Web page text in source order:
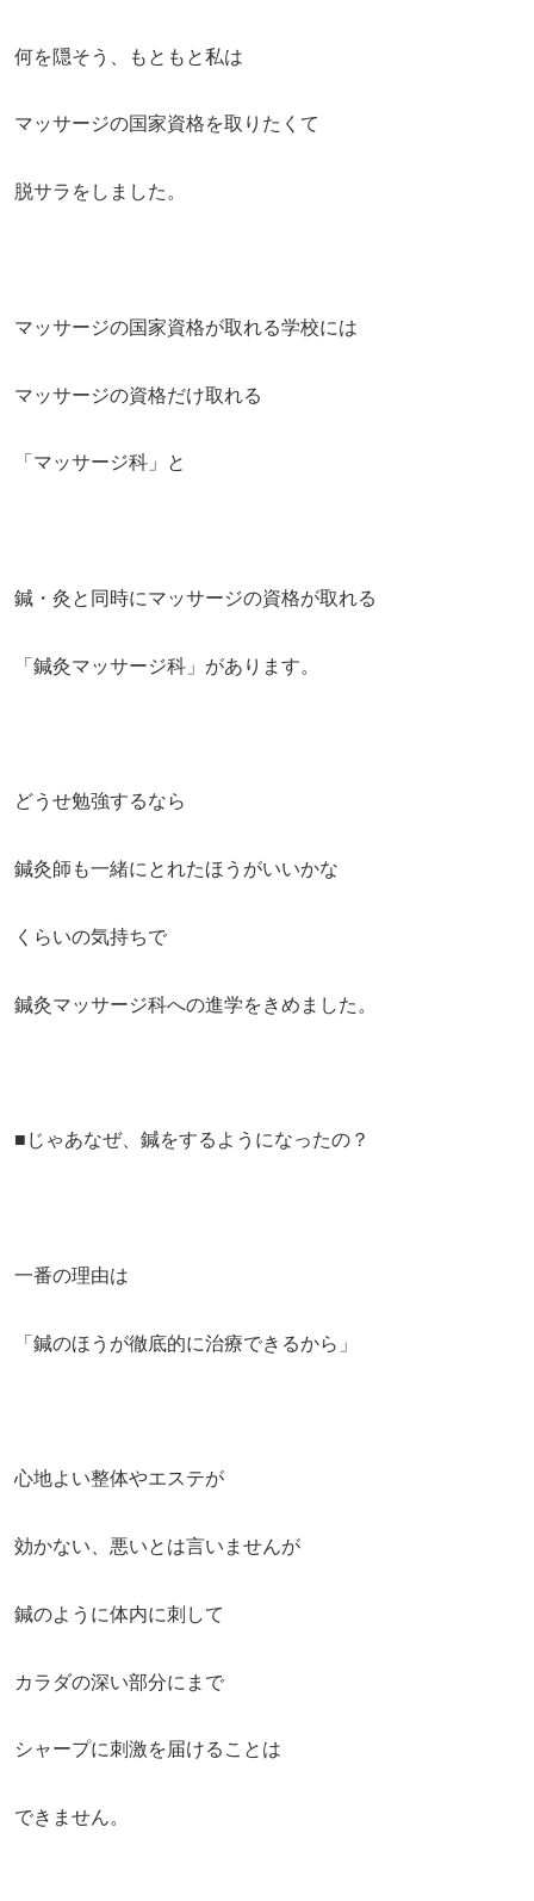
何を隠そう、もともと私は
マッサージの国家資格を取りたくて
脱サラをしました。
マッサージの国家資格が取れる学校には
マッサージの資格だけ取れる
「マッサージ科」と
鍼・灸と同時にマッサージの資格が取れる
「鍼灸マッサージ科」があります。
どうせ勉強するなら
鍼灸師も一緒にとれたほうがいいかな
くらいの気持ちで
鍼灸マッサージ科への進学をきめました。
■じゃあなぜ、鍼をするようになったの？
一番の理由は
「鍼のほうが徹底的に治療できるから」
心地よい整体やエステが
効かない、悪いとは言いませんが
鍼のように体内に刺して
カラダの深い部分にまで
シャープに刺激を届けることは
できません。